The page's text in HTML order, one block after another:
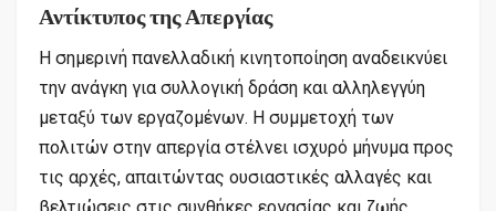
Αντίκτυπος της Απεργίας
Η σημερινή πανελλαδική κινητοποίηση αναδεικνύει
την ανάγκη για συλλογική δράση και αλληλεγγύη
μεταξύ των εργαζομένων. Η συμμετοχή των
πολιτών στην απεργία στέλνει ισχυρό μήνυμα προς
τις αρχές, απαιτώντας ουσιαστικές αλλαγές και